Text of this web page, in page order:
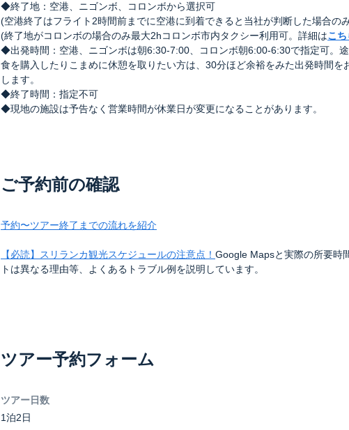
◆終了地：空港、ニゴンボ、コロンボから選択可
(空港終了はフライト2時間前までに空港に到着できると当社が判断した場合の
(終了地がコロンボの場合のみ最大2hコロンボ市内タクシー利用可。詳細はこち
◆出発時間：空港、ニゴンボは朝6:30-7:00、コロンボ朝6:00-6:30で指定可。
食を購入したりこまめに休憩を取りたい方は、30分ほど余裕をみた出発時間を
します。
◆終了時間：指定不可
◆現地の施設は予告なく営業時間が休業日が変更になることがあります。
ご予約前の確認
予約〜ツアー終了までの流れを紹介
【必読】スリランカ観光スケジュールの注意点！ Google Mapsと実際の所要時
トは異なる理由等、よくあるトラブル例を説明しています。
ツアー予約フォーム
ツアー日数
1泊2日